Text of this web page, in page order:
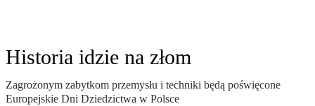
Historia idzie na złom
Zagrożonym zabytkom przemysłu i techniki będą poświęcone
Europejskie Dni Dziedzictwa w Polsce